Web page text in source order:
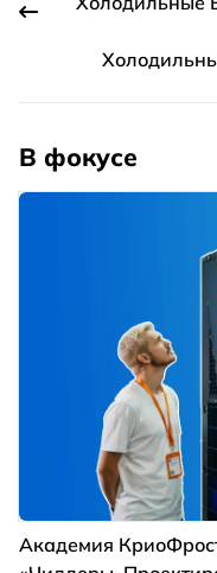
В фокусе
Академия